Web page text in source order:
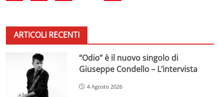
ARTICOLI RECENTI
“Odio” è il nuovo singolo di
Giuseppe Condello – L’intervista
4 Agosto 2026